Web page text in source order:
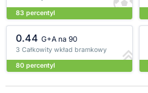
83 percentyl
0.44 G+A na 90
3 Całkowity wkład bramkowy
80 percentyl